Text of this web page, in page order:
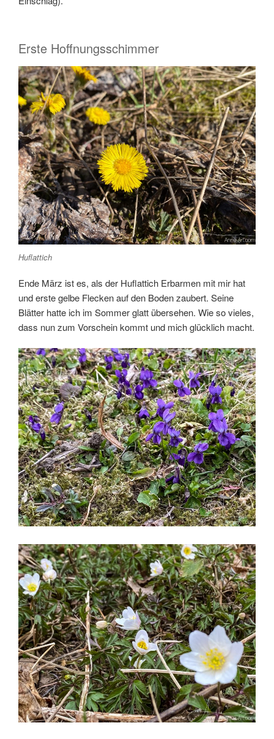
Erste Hoffnungsschimmer
Huflattich
Ende März ist es, als der Huflattich Erbarmen mit mir hat
und erste gelbe Flecken auf den Boden zaubert. Seine
Blätter hatte ich im Sommer glatt übersehen. Wie so vieles,
dass nun zum Vorschein kommt und mich glücklich macht.